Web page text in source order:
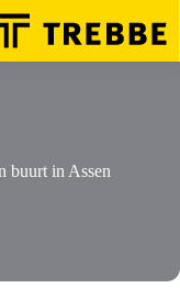
buurt in Assen